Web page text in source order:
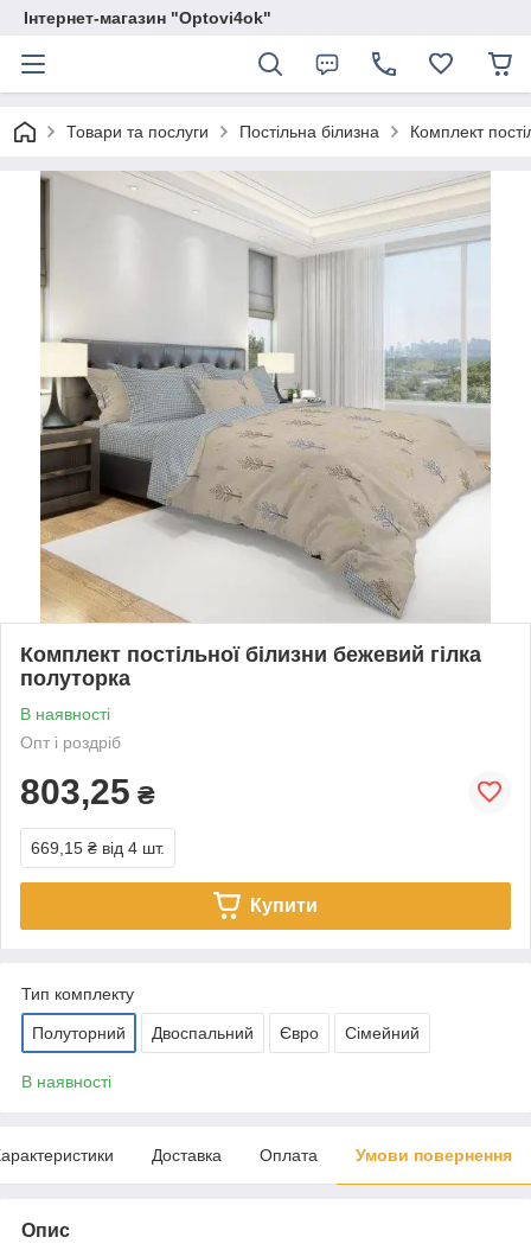
Інтернет-магазин "Optovi4ok"
Товари та послуги Постільна білизна Комплект
Комплект постільної білизни бежевий гілка
полуторка
В наявності
Опт і роздріб
803,25 ₴
669,15 ₴ від 4 шт.
Купити
Тип комплекту
Полуторний Двоспальний Євро Сімейний
В наявності
Доставка Оплата Умови повернення
Опис